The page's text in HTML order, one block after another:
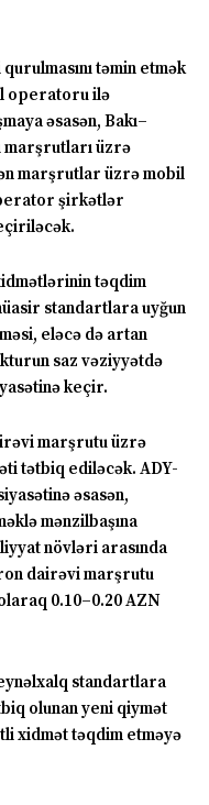
təmin etmək
operatoru ilə
əsasən, Bakı–
marşrutları üzrə
marşrutlar üzrə mobil
şirkətlər
təqdim
standartlara uyğun
eləcə də artan
saz vəziyyətdə
keçir.
marşrutu üzrə
tətbiq ediləcək. ADY-
əsasən,
mənzilbaşına
növləri arasında
dairəvi marşrutu
0.10–0.20 AZN
standartlara
olunan yeni qiymət
xidmət təqdim etməyə